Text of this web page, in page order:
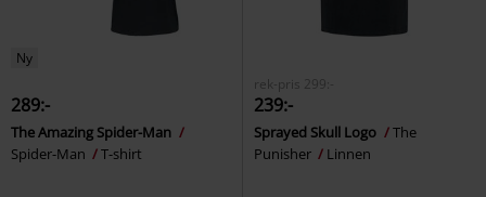
Ny
289:-
The Amazing Spider-Man
Spider-Man
T-shirt
rek-pris 299:-
239:-
Sprayed Skull Logo
The
Punisher
Linnen